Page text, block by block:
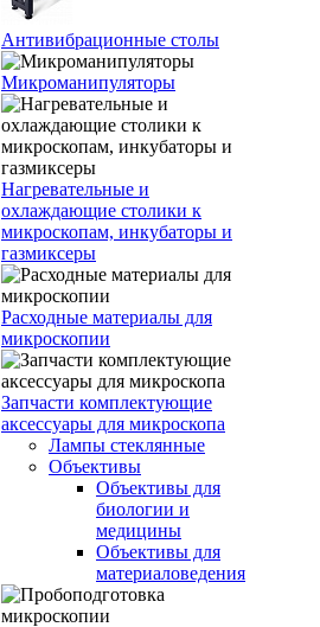
Антивибрационные столы
Микроманипуляторы
Нагревательные и
охлаждающие столики к
микроскопам, инкубаторы и
газмиксеры
Расходные материалы для
микроскопии
Запчасти комплектующие
аксессуары для микроскопа
Лампы стеклянные
Объективы
Объективы для
биологии и
медицины
Объективы для
материаловедения